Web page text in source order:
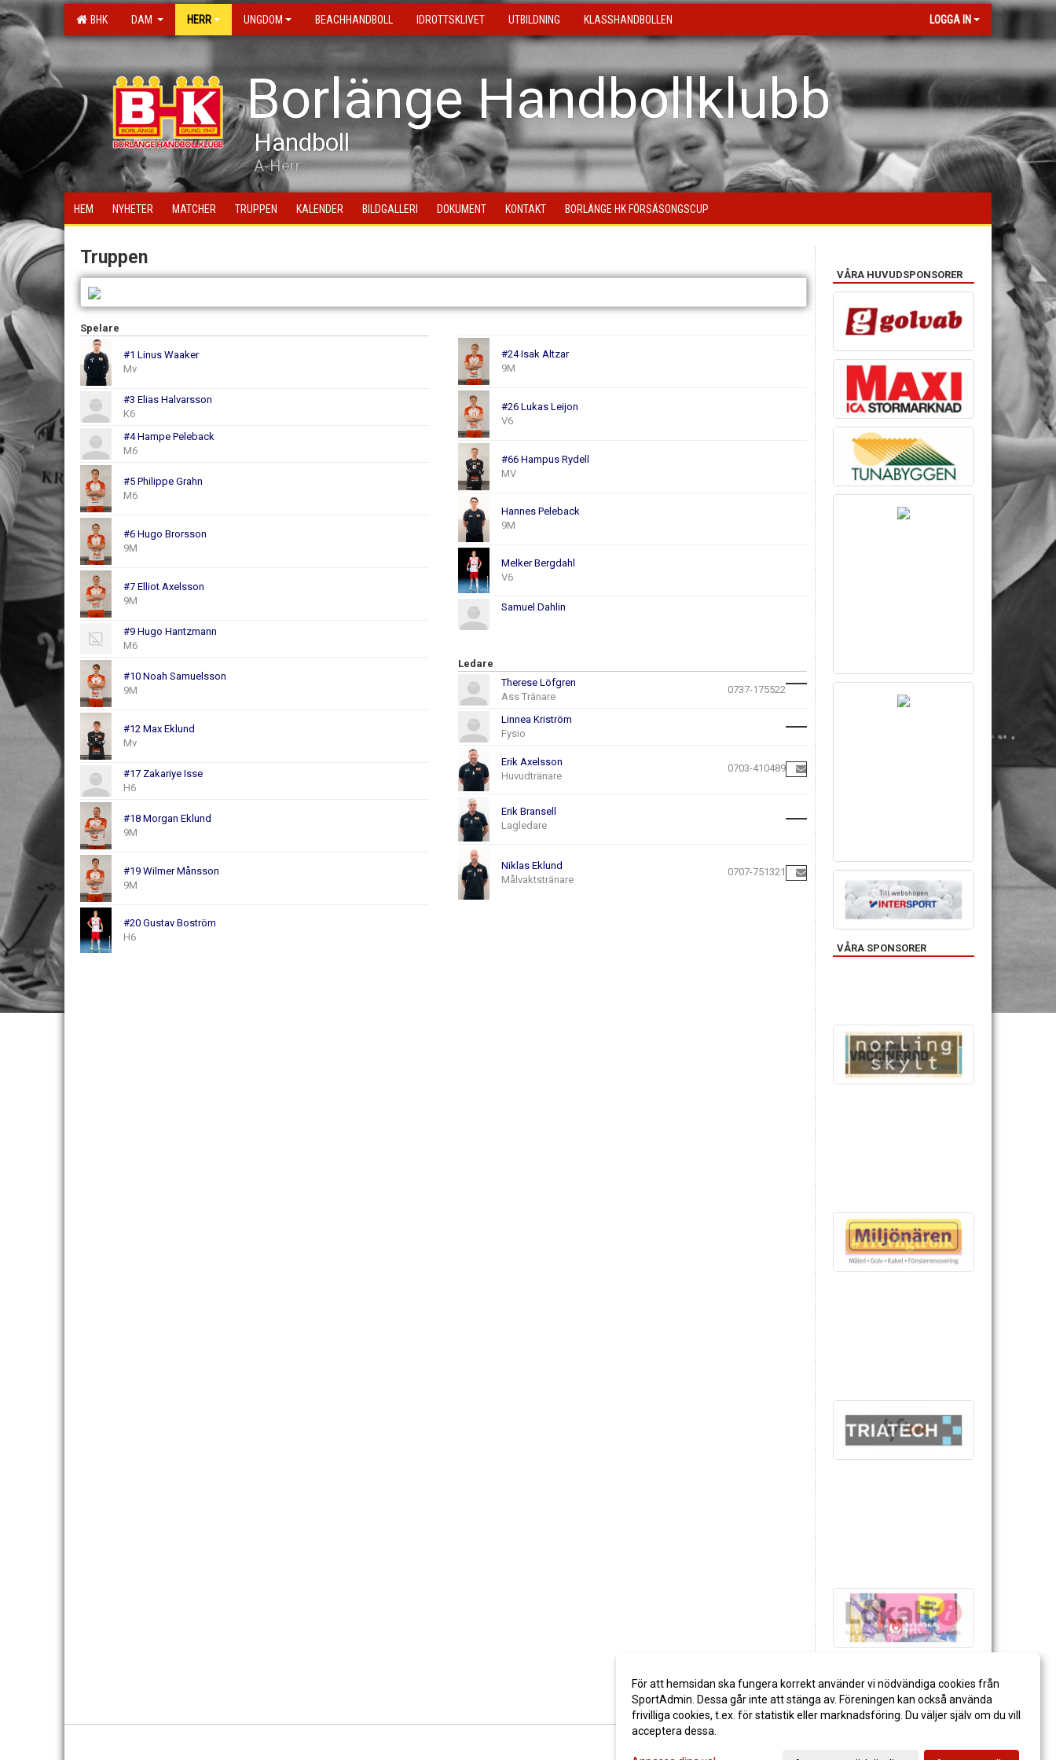
BHK DAM HERR UNGDOM BEACHHANDBOLL IDROTTSKLIVET UTBILDNING KLASSHANDBOLLEN LOGGA IN
Borlänge Handbollklubb
Handboll
A-Herr
HEM NYHETER MATCHER TRUPPEN KALENDER BILDGALLERI DOKUMENT KONTAKT BORLÄNGE HK FÖRSÄSONGSCUP
Truppen
Spelare
#1 Linus Waaker
Mv
#3 Elias Halvarsson
K6
#4 Hampe Peleback
M6
#5 Philippe Grahn
M6
#6 Hugo Brorsson
9M
#7 Elliot Axelsson
9M
#9 Hugo Hantzmann
M6
#10 Noah Samuelsson
9M
#12 Max Eklund
Mv
#17 Zakariye Isse
H6
#18 Morgan Eklund
9M
#19 Wilmer Månsson
9M
#20 Gustav Boström
H6
#24 Isak Altzar
9M
#26 Lukas Leijon
V6
#66 Hampus Rydell
MV
Hannes Peleback
9M
Melker Bergdahl
V6
Samuel Dahlin
Ledare
Therese Löfgren
Ass Tränare
0737-175522
Linnea Kriström
Fysio
Erik Axelsson
Huvudtränare
0703-410489
Erik Bransell
Lagledare
Niklas Eklund
Målvaktstränare
0707-751321
VÅRA HUVUDSPONSORER
VÅRA SPONSORER
För att hemsidan ska fungera korrekt använder vi nödvändiga cookies från
SportAdmin. Dessa går inte att stänga av. Föreningen kan också använda
frivilliga cookies, t.ex. för statistik eller marknadsföring. Du väljer själv om du vill
acceptera dessa.